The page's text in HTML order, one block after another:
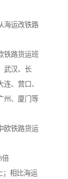
海运改铁路
铁路货运班
武汉、长
、营口、
州、厦门等
欧铁路货运
倍
；相比海运